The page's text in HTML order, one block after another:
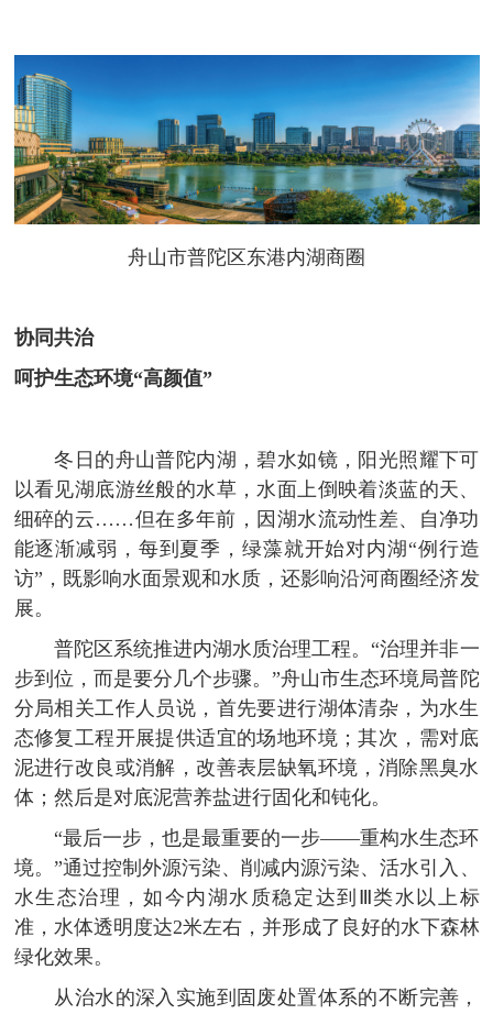
舟山市普陀区东港内湖商圈
协同共治
呵护生态环境“高颜值”
冬日的舟山普陀内湖，碧水如镜，阳光照耀下可
以看见湖底游丝般的水草，水面上倒映着淡蓝的天、
细碎的云……但在多年前，因湖水流动性差、自净功
能逐渐减弱，每到夏季，绿藻就开始对内湖“例行造
访”，既影响水面景观和水质，还影响沿河商圈经济发
展。
普陀区系统推进内湖水质治理工程。“治理并非一
步到位，而是要分几个步骤。”舟山市生态环境局普陀
分局相关工作人员说，首先要进行湖体清杂，为水生
态修复工程开展提供适宜的场地环境；其次，需对底
泥进行改良或消解，改善表层缺氧环境，消除黑臭水
体；然后是对底泥营养盐进行固化和钝化。
“最后一步，也是最重要的一步——重构水生态环
境。”通过控制外源污染、削减内源污染、活水引入、
水生态治理，如今内湖水质稳定达到Ⅲ类水以上标
准，水体透明度达2米左右，并形成了良好的水下森林
绿化效果。
从治水的深入实施到固废处置体系的不断完善，